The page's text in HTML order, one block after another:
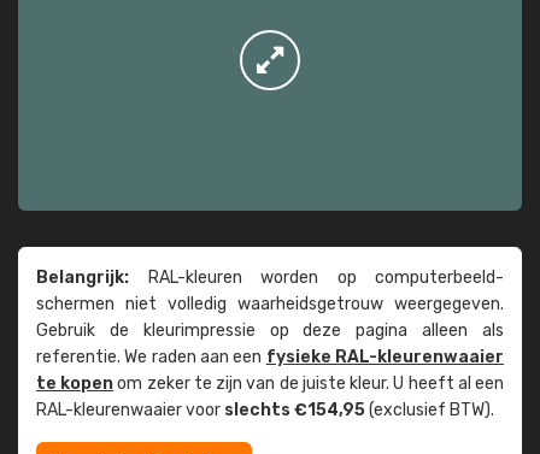
Belangrijk: RAL-kleuren worden op computer­beeld­
schermen niet volledig waarheids­­getrouw weer­gegeven.
Gebruik de kleur­impressie op deze pagina alleen als
referentie. We raden aan een fysieke RAL-kleuren­waaier
te kopenom zeker te zijn van de juiste kleur. U heeft al een
RAL-kleuren­waaier voor slechts €154,95(exclusief BTW).